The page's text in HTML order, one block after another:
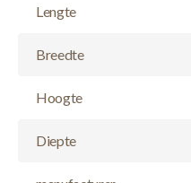
Lengte
Breedte
Hoogte
Diepte